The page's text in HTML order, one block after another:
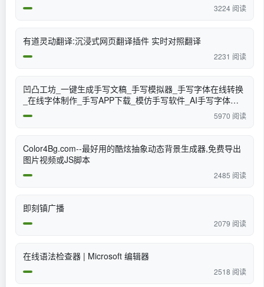
3224 阅读
有道灵动翻译:沉浸式网页翻译插件 实时对照翻译
2231 阅读
凹凸工坊_一键生成手写文稿_手写模拟器_手写字体在线转换
_在线字体制作_手写APP下载_模仿手写软件_AI手写字体生
5970 阅读
Color4Bg.com--最好用的酷炫抽象动态背景生成器,免费导出
图片视频或JS脚本
2485 阅读
即刻镇广播
2079 阅读
在线语法检查器 | Microsoft 编辑器
2518 阅读